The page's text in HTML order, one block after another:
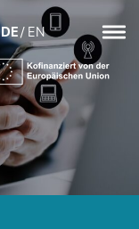
DE EN